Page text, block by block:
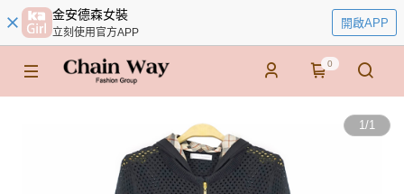
金安德森女裝
立刻使用官方APP
開啟APP
0
1/1